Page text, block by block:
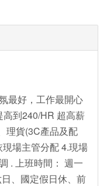
最好，工作最開心
到240/HR 超高薪
理貨(3C產品及配
場主管分配 4.現場
. 上班時間： 週一
、國定假日休、前